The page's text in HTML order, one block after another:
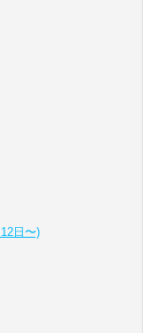
日〜)